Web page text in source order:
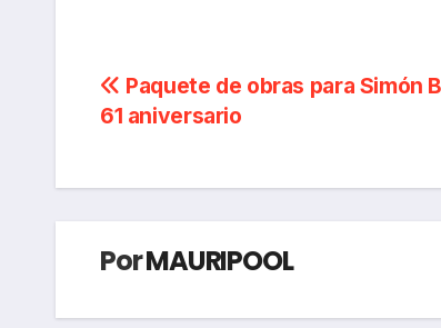
Navegación
de
entradas
Paquete de obras para Simón
61 aniversario
PorMAURIPOOL